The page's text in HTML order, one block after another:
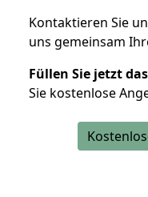
Kontaktieren Sie
uns gemeinsam
Füllen Sie jetzt
Sie kostenlose